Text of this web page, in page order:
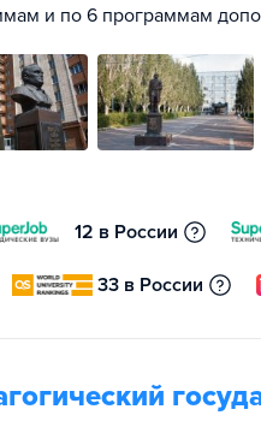
и по 6 программам
12 в России
33 в России